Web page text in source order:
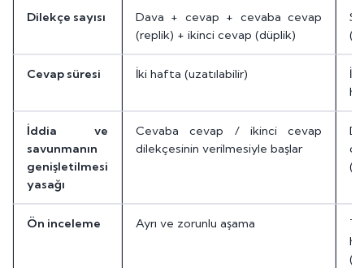
Dilekçe sayısı
Dava + cevap + cevaba cevap
(replik) + ikinci cevap (düplik)
Cevap süresi İki hafta (uzatılabilir)
İddia ve
savunmanın
genişletilmesi
yasağı
Cevaba cevap / ikinci cevap
dilekçesinin verilmesiyle başlar
Ön inceleme Ayrı ve zorunlu aşama